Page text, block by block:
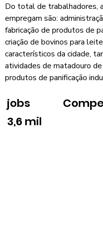
Do total de trabalhadores,
empregam são:
fabricação de produtos de
criação de bovinos para
característicos da cidade,
atividades de matadouro
produtos de panificação
jobs
3,6 mil